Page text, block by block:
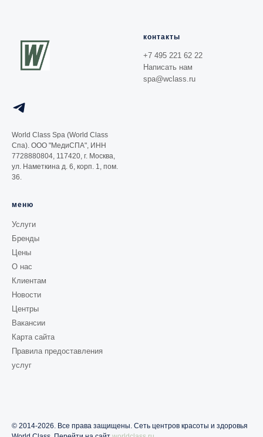
World Class Spa (World Class
Спа). ООО "МедиСПА", ИНН
7728880804, 117420, г. Москва,
ул. Наметкина д. 6, корп. 1, пом.
36.
контакты
+7 495 221 62 22
Написать нам
spa@wclass.ru
меню
Услуги
Бренды
Цены
О нас
Клиентам
Новости
Центры
Вакансии
Карта сайта
Правила предоставления
услуг
© 2014-2026. Все права защищены. Сеть центров красоты и здоровья